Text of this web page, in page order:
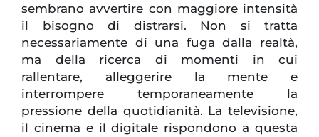
sembrano avvertire con maggiore intensità
il bisogno di distrarsi. Non si tratta
necessariamente di una fuga dalla realtà,
ma della ricerca di momenti in cui
rallentare, alleggerire la mente e
interrompere temporaneamente la
pressione della quotidianità. La televisione,
il cinema e il digitale rispondono a questa